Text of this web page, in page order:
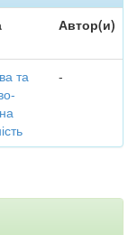
Автор(и)
та
-